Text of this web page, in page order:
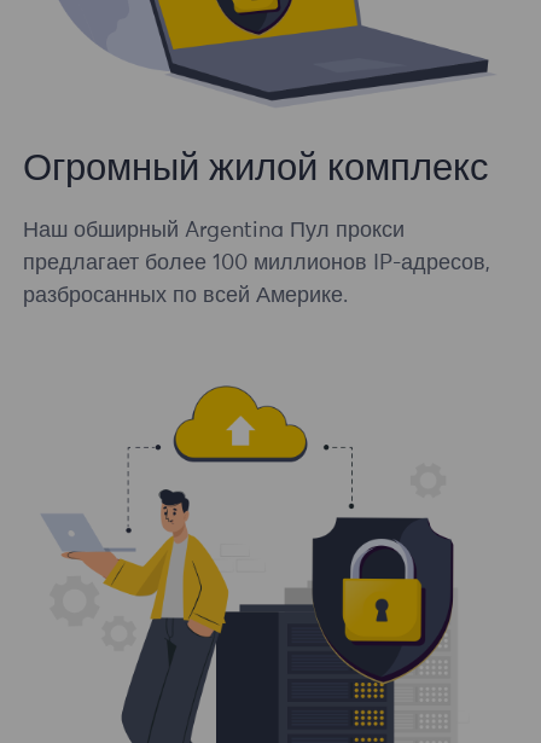
Огромный жилой комплекс
Наш обширный Argentina Пул прокси
предлагает более 100 миллионов IP-адресов,
разбросанных по всей Америке.